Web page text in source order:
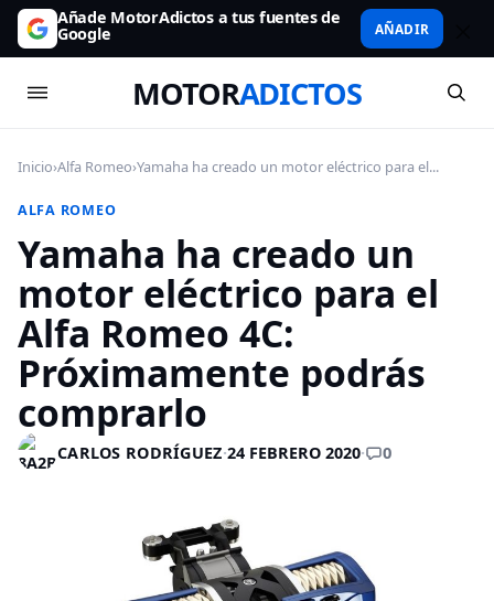
Añade MotorAdictos a tus fuentes de
Google AÑADIR
MOTORADICTOS
Inicio›Alfa Romeo›Yamaha ha creado un motor eléctrico para el...
ALFA ROMEO
Yamaha ha creado un
motor eléctrico para el
Alfa Romeo 4C:
Próximamente podrás
comprarlo
CARLOS RODRÍGUEZ·24 FEBRERO 2020· 0